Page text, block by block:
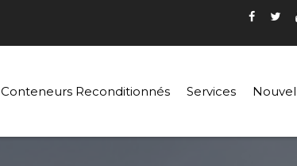
Conteneurs Reconditionnés Services